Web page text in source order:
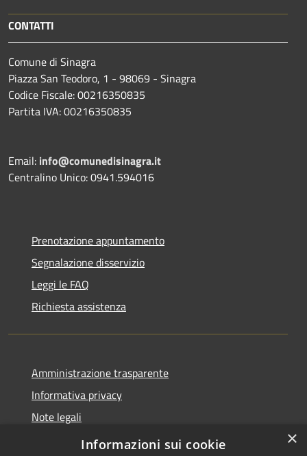
CONTATTI
Comune di Sinagra
Piazza San Teodoro, 1 - 98069 - Sinagra
Codice Fiscale: 00216350835
Partita IVA: 00216350835
Email: info@comunedisinagra.it
Centralino Unico: 0941.594016
Prenotazione appuntamento
Segnalazione disservizio
Leggi le FAQ
Richiesta assistenza
Amministrazione trasparente
Informativa privacy
Note legali
Dichiarazione di accessibilità
×
Informazioni sui cookie